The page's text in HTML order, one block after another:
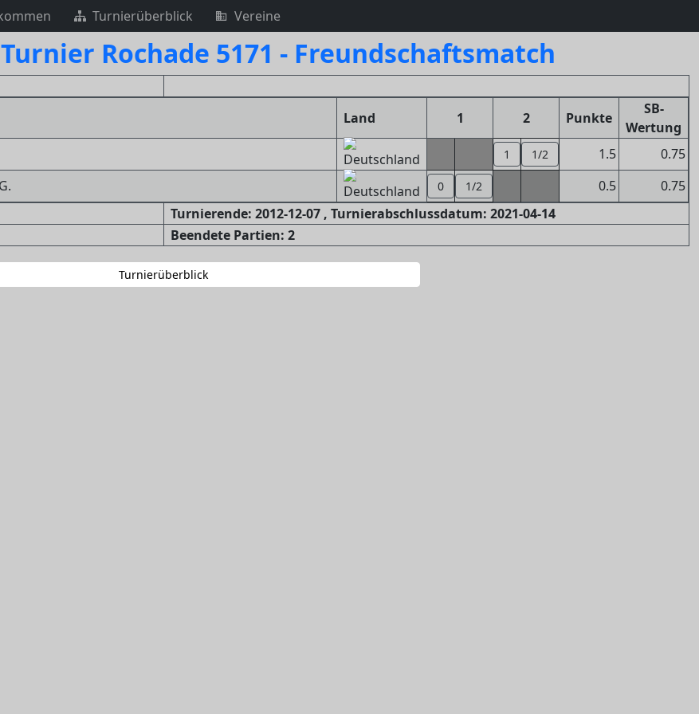
Turnierüberblick Vereine
Rochade 5171 - Freundschaftsmatch
Land 1 2 Punkte
SB-
Wertung
1 1/2 1.5
0.75
0 1/2 0.5
0.75
Turnierende: 2012-12-07 , Turnierabschlussdatum: 2021-04-14
Beendete Partien: 2
Turnierüberblick